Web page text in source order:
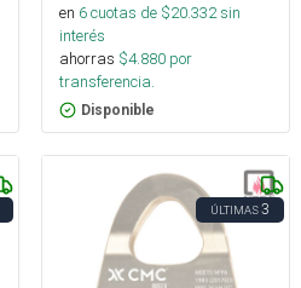
en 6cuotas de $20.332sin
interés
ahorras $4.880 por
transferencia.
Disponible
ÚLTIMAS3